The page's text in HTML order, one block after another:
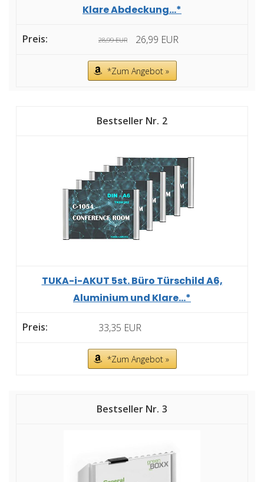
Klare Abdeckung...*
28,99 EUR 26,99 EUR
*Zum Angebot »
2
TUKA-i-AKUT 5st. Büro Türschild A6,
Aluminium und Klare...*
33,35 EUR
*Zum Angebot »
3